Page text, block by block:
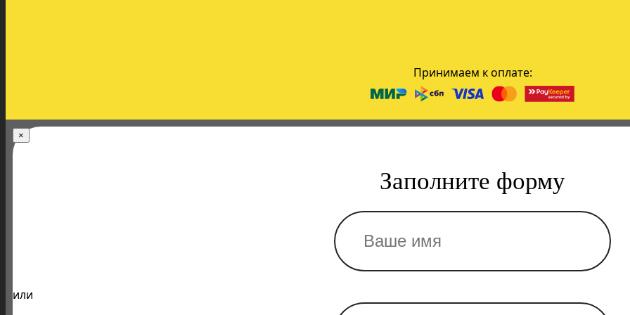
Принимаем к оплате:
×
Заполните форму
или